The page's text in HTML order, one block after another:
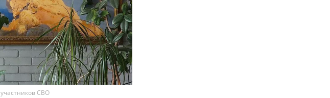
СВО